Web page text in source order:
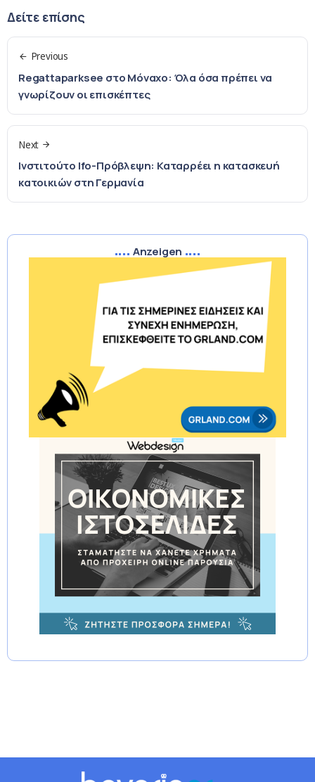
Δείτε επίσης
Previous
Regattaparksee στο Μόναχο: Όλα όσα πρέπει να
γνωρίζουν οι επισκέπτες
Next
Ινστιτούτο Ifo-Πρόβλεψη: Καταρρέει η κατασκευή
κατοικιών στη Γερμανία
Anzeigen